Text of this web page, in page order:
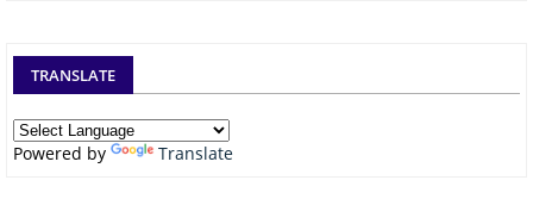
TRANSLATE
Powered by Translate